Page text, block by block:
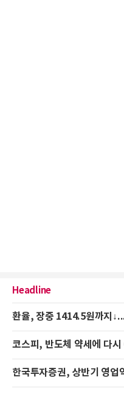
Headline
환율, 장중 1414.5원까지
코스피, 반도체 약세에 다
한국투자증권, 상반기 영